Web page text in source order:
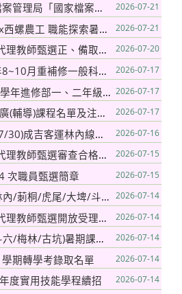
函轉國家發展委員會檔案管理局「國家檔案館115年志工召募簡章」及海報電子檔 2026-07-21
2026 豐泰文教基金會x西螺農工 職能探索暑期班通知 2026-07-21
本校115學年度第2次代理教師甄選正、備取入選名單及最低錄取成績 2026-07-20
公告~重要訊息~115年8~10月重補修一般科目統一排定班正式課表暨【開課明細】一覽表與【學生選課明細】一覽表 2026-07-17
【進修部】公告「114學年進修部一、二年級重讀名單」 2026-07-17
115-1新生暑期加深加廣(輔導)課程名單及注意事項 2026-07-17
115年暑期輔導(7/20-7/30)成吉客運林內線部份站別時間異動,請同學提早5分鐘前往候車 2026-07-16
本校115學年度第2次代理教師甄選審查合格名單 2026-07-15
次職員甄選簡章 2026-07-15
115學年度成吉客運(林內/莿桐/虎尾/大埤/斗南)暑期輔導7/20-7/30 派車 路線表,請同學提早5分鐘前往候車 2026-07-14
本校115學年度第2次代理教師甄選開放受理第3順位報名之類科 2026-07-14
115學年度元發客運(斗六/梅林/古坑)暑期課輔7/20-7/30專車路線表,請同學提早5分鐘前住候車 2026-07-14
期轉學考錄取名單 2026-07-14
度實用技能學程續招 2026-07-14